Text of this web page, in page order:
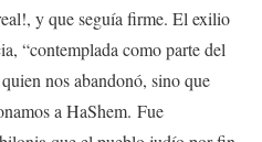
y que seguía firme. El exilio
“contemplada como parte del
nos abandonó, sino que
a HaShem. Fue